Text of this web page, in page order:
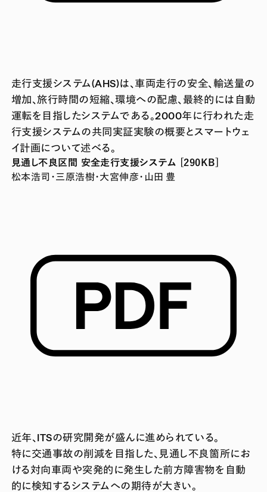
走行支援システム(AHS)は、車両走行の安全、輸送量の
増加、旅行時間の短縮、環境への配慮、最終的には自動
運転を目指したシステムである。2000年に行われた走
行支援システムの共同実証実験の概要とスマートウェ
イ計画について述べる。
見通し不良区間 安全走行支援システム [290KB]
松本浩司・三原浩樹・大宮伸彦・山田 豊
近年、ITSの研究開発が盛んに進められている。
特に交通事故の削減を目指した、見通し不良箇所にお
ける対向車両や突発的に発生した前方障害物を自動
的に検知するシステムへの期待が大きい。